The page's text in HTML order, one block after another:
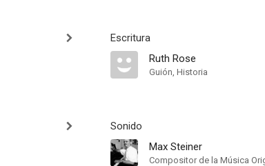
Escritura
Ruth Rose
Guión, Historia
Sonido
Max Steiner
Compositor de la Música